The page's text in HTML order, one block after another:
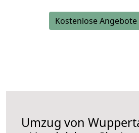
Kostenlose
Umzug von